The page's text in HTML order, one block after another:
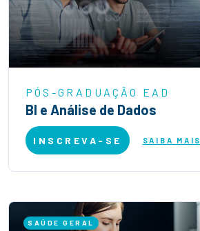
PÓS-GRADUAÇÃO EAD
BI e Análise de Dados
INSCREVA-SE SAIBA MAIS
SAÚDE GERAL